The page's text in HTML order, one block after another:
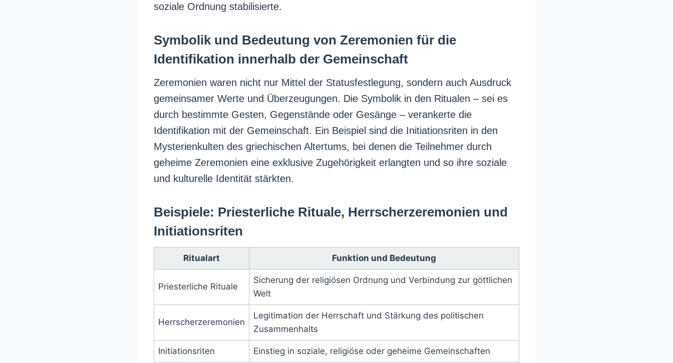
soziale Ordnung stabilisierte.
Symbolik und Bedeutung von Zeremonien für die
Identifikation innerhalb der Gemeinschaft
Zeremonien waren nicht nur Mittel der Statusfestlegung, sondern auch Ausdruck
gemeinsamer Werte und Überzeugungen. Die Symbolik in den Ritualen – sei es
durch bestimmte Gesten, Gegenstände oder Gesänge – verankerte die
Identifikation mit der Gemeinschaft. Ein Beispiel sind die Initiationsriten in den
Mysterienkulten des griechischen Altertums, bei denen die Teilnehmer durch
geheime Zeremonien eine exklusive Zugehörigkeit erlangten und so ihre soziale
und kulturelle Identität stärkten.
Beispiele: Priesterliche Rituale, Herrscherzeremonien und
Initiationsriten
Ritualart Funktion und Bedeutung
Priesterliche Rituale
Sicherung der religiösen Ordnung und Verbindung zur göttlichen
Welt
Herrscherzeremonien
Legitimation der Herrschaft und Stärkung des politischen
Zusammenhalts
Initiationsriten Einstieg in soziale, religiöse oder geheime Gemeinschaften